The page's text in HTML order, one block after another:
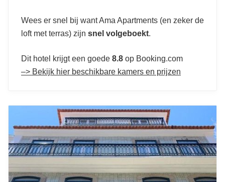
Wees er snel bij want Ama Apartments (en zeker de
loft met terras) zijn snel volgeboekt.
Dit hotel krijgt een goede 8.8 op Booking.com
–> Bekijk hier beschikbare kamers en prijzen